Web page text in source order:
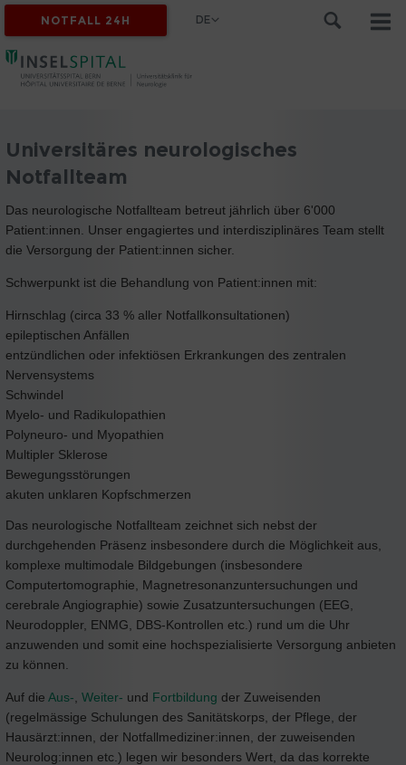
NOTFALL 24H DE
Universitäres neurologisches
Notfallteam
Das neurologische Notfallteam betreut jährlich über 6'000
Patient:innen. Unser engagiertes und interdisziplinäres Team stellt
die Versorgung der Patient:innen sicher.
Schwerpunkt ist die Behandlung von Patient:innen mit:
Hirnschlag (circa 33 % aller Notfallkonsultationen)
epileptischen Anfällen
entzündlichen oder infektiösen Erkrankungen des zentralen
Nervensystems
Schwindel
Myelo- und Radikulopathien
Polyneuro- und Myopathien
Multipler Sklerose
Bewegungsstörungen
akuten unklaren Kopfschmerzen
Das neurologische Notfallteam zeichnet sich nebst der
durchgehenden Präsenz insbesondere durch die Möglichkeit aus,
komplexe multimodale Bildgebungen (insbesondere
Computertomographie, Magnetresonanzuntersuchungen und
cerebrale Angiographie) sowie Zusatzuntersuchungen (EEG,
Neurodoppler, ENMG, DBS-Kontrollen etc.) rund um die Uhr
anzuwenden und somit eine hochspezialisierte Versorgung anbieten
zu können.
Auf die Aus- Weiter- und Fortbildung der Zuweisenden
(regelmässige Schulungen des Sanitätskorps, der Pflege, der
Hausärzt:innen, der Notfallmediziner:innen, der zuweisenden
Neurolog:innen etc.) legen wir besonders Wert, da das korrekte